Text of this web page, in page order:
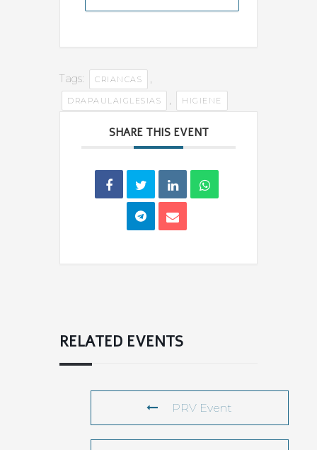
Tags: CRIANCAS ,
DRAPAULAIGLESIAS , HIGIENE
SHARE THIS EVENT
RELATED EVENTS
PRV Event